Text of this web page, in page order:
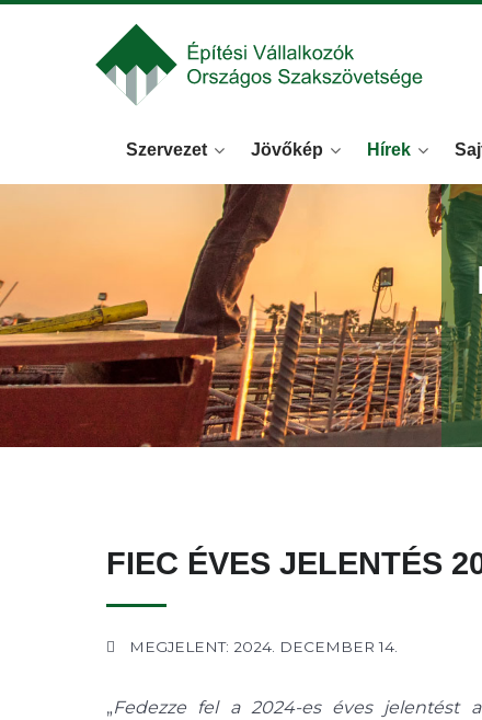
Szervezet Jövőkép Hírek
FIEC ÉVES JELENTÉS
MEGJELENT: 2024. DECEMBER 14.
„Fedezze fel a 2024-es éves jelentést